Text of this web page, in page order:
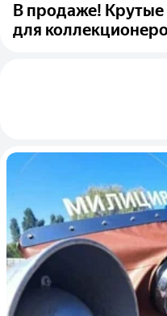
В продаже! Крутые
для